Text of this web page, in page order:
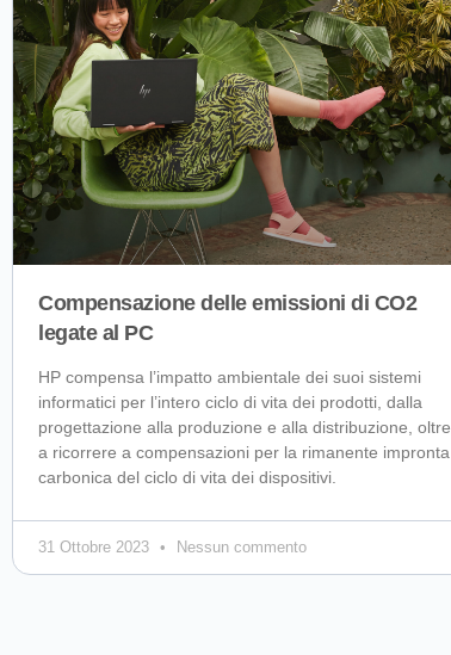
Compensazione delle emissioni di CO2
legate al PC
HP compensa l’impatto ambientale dei suoi sistemi
informatici per l’intero ciclo di vita dei prodotti, dalla
progettazione alla produzione e alla distribuzione, oltre
a ricorrere a compensazioni per la rimanente impronta
carbonica del ciclo di vita dei dispositivi.
31 Ottobre 2023 Nessun commento